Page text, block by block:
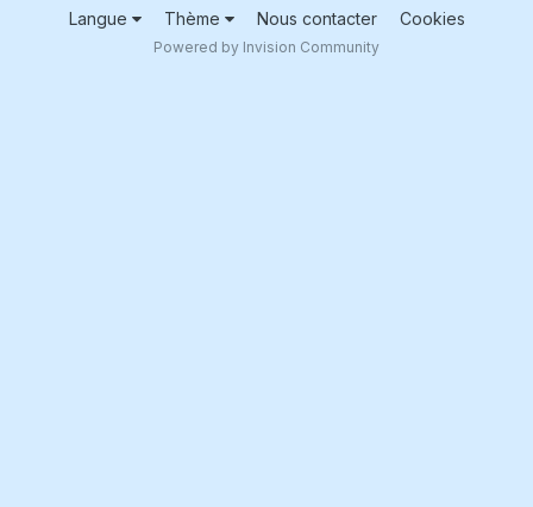
Langue Thème Nous contacter Cookies
Powered by Invision Community